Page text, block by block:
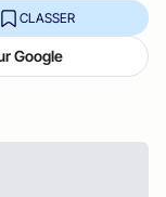
CLASSER
Google